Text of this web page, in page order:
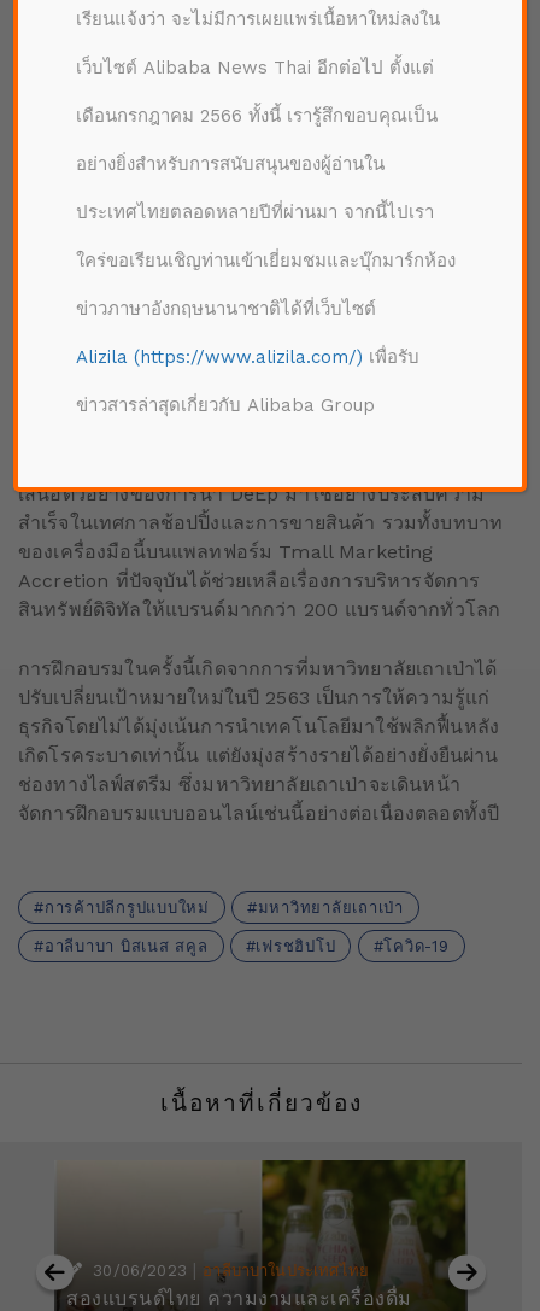
การค้าปลีกรูปแบบใหม่ คือมิติใหม่ของการ
หรือ New Retail ที่ทำให้ธุรกิจค้าปลีกดั้งเดิมสามารถอยู่
รอดและเติบโตได้ ด้วยการเติมเต็มประสบการณ์ผู้บริโภค
การรักษาจำนวนลูกค้า รวมทั้งการบริหารจัดการซัพพลาย
ผู้บริหารจากบอสตัน คอนซัลติ้ง กรุ๊ป และทีมอลล์ ได้
กดาต้ามาใช้ดูรายละเอียดเชิงลึกของแบรนด์เพื่อวัด
เสนอตัวอย่างของการนำ DeEp มาใช้อย่างประสบความ
สำเร็จในเทศกาลช้อปปิ้งและการขายสินค้า รวมทั้งบทบาท
ของเครื่องมือนี้บนแพลทฟอร์ม Tmall Marketing
Accretion ที่ปัจจุบันได้ช่วยเหลือเรื่องการบริหารจัดการ
สินทรัพย์ดิจิทัลให้แบรนด์มากกว่า 200 แบรนด์จากทั่วโลก
การฝึกอบรมในครั้งนี้เกิดจากการที่มหาวิทยาลัยเถาเป่าได้
ปรับเปลี่ยนเป้าหมายใหม่ในปี 2563 เป็นการให้ความรู้แก่
ธุรกิจโดยไม่ได้มุ่งเน้นการนำเทคโนโลยีมาใช้พลิกฟื้นหลัง
เกิดโรคระบาดเท่านั้น แต่ยังมุ่งสร้างรายได้อย่างยั่งยืนผ่าน
ช่องทางไลฟ์สตรีม ซึ่งมหาวิทยาลัยเถาเป่าจะเดินหน้า
จัดการฝึกอบรมแบบออนไลน์เช่นนี้อย่างต่อเนื่องตลอดทั้งปี
การค้าปลีกรูปแบบใหม่ มหาวิทยาลัยเถาเป่า
อาลีบาบา บิสเนส สคูล เฟรชฮิปโป โควิด-19
เนื้อหาที่เกี่ยวข้อง
30/06/2023 | อาลีบาบาในประเทศไทย
สองแบรนด์ไทย ความงามและเครื่องดื่ม
เรียนแจ้งว่า จะไม่มีการเผยแพร่เนื้อหาใหม่ลงใน
เว็บไซต์ Alibaba News Thai อีกต่อไป ตั้งแต่
เดือนกรกฎาคม 2566 ทั้งนี้ เรารู้สึกขอบคุณเป็น
อย่างยิ่งสำหรับการสนับสนุนของผู้อ่านใน
ประเทศไทยตลอดหลายปีที่ผ่านมา จากนี้ไปเรา
ใคร่ขอเรียนเชิญท่านเข้าเยี่ยมชมและบุ๊กมาร์กห้อง
ข่าวภาษาอังกฤษนานาชาติได้ที่เว็บไซต์
Alizila (https://www.alizila.com/) เพื่อรับ
ข่าวสารล่าสุดเกี่ยวกับ Alibaba Group